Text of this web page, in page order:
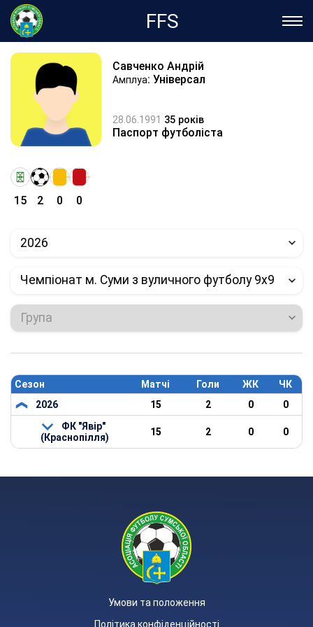
FFS
Савченко Андрій
Амплуа: Універсал
28.06.1991 35 років
Паспорт футболіста
15 2 0 0
2026
Чемпіонат м. Суми з вуличного футболу 9х9
Група
Сезон Матчі Голи ЖК
ЧК
2026
15 2 0
0
ФК "Явір"
(Краснопілля)
15 2 0 0
Умови та положення
Політика конфіденційності